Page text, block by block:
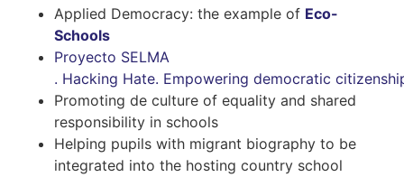
Applied Democracy: the example of Eco-
Schools
Proyecto SELMA
. Hacking Hate. Empowering democratic
Promoting de culture of equality and shared
responsibility in schools
Helping pupils with migrant biography to be
integrated into the hosting country school